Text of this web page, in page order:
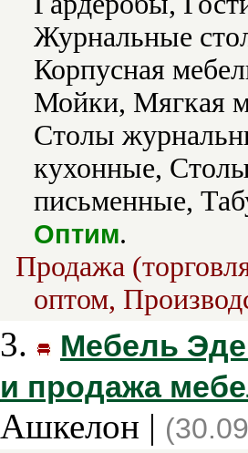
Журнальные
Корпусная
Мойки, Мягкая
Столы
кухонные,
письменные,
Оптим.
Продажа
оптом,
3.
Мебель
и продажа
Ашкелон |